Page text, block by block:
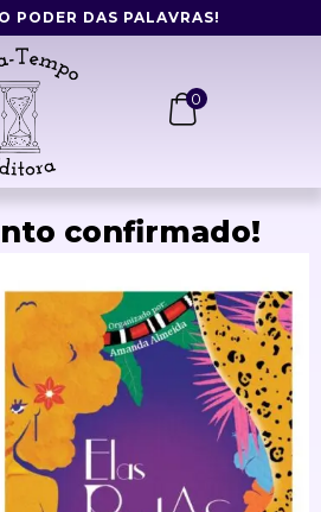
PODER DAS PALAVRAS!
0
confirmado!